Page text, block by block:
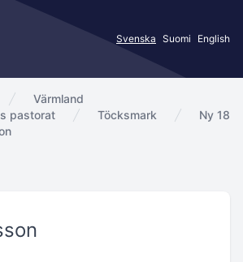
Svenska Suomi English
Värmland
pastorat
Töcksmark
Ny 18